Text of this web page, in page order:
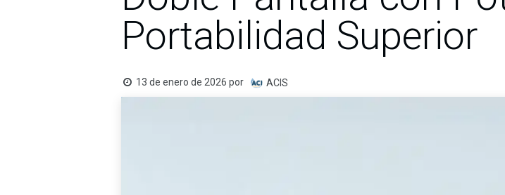
Portabilidad Superior
13 de enero de 2026 por ACIS